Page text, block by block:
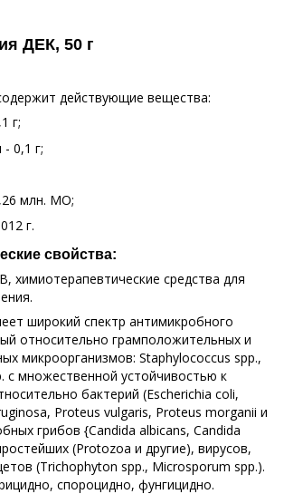
ДЕК, 50 г
действующие вещества:
г;
0,1 г;
млн. МО;
г.
свойства:
химиотерапевтические средства для
широкий спектр антимикробного
относительно грамположительных и
микроорганизмов: Staphylococcus spp.,
с множественной устойчивостью к
бактерий (Escherichia coli,
Proteus vulgaris, Proteus morganii и
грибов {Candida albicans, Candida
(Protozoa и другие), вирусов,
(Trichophyton spp., Microsporum spp.).
спороцидно, фунгицидно.